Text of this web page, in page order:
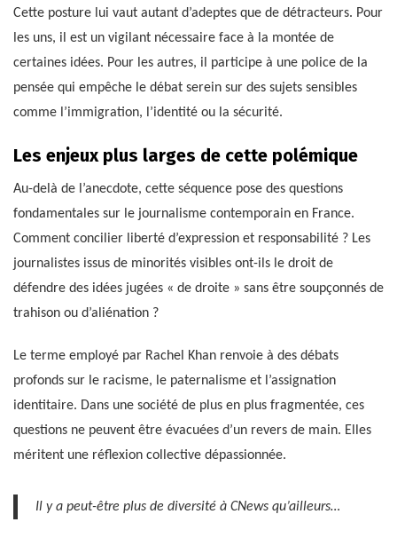
Cette posture lui vaut autant d’adeptes que de détracteurs. Pour
les uns, il est un vigilant nécessaire face à la montée de
certaines idées. Pour les autres, il participe à une police de la
pensée qui empêche le débat serein sur des sujets sensibles
comme l’immigration, l’identité ou la sécurité.
Les enjeux plus larges de cette polémique
Au-delà de l’anecdote, cette séquence pose des questions
fondamentales sur le journalisme contemporain en France.
Comment concilier liberté d’expression et responsabilité ? Les
journalistes issus de minorités visibles ont-ils le droit de
défendre des idées jugées « de droite » sans être soupçonnés de
trahison ou d’aliénation ?
Le terme employé par Rachel Khan renvoie à des débats
profonds sur le racisme, le paternalisme et l’assignation
identitaire. Dans une société de plus en plus fragmentée, ces
questions ne peuvent être évacuées d’un revers de main. Elles
méritent une réflexion collective dépassionnée.
Il y a peut-être plus de diversité à CNews qu’ailleurs…